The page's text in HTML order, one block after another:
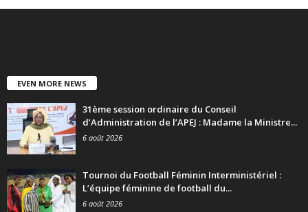
EVEN MORE NEWS
31ème session ordinaire du Conseil
d’Administration de l’APEJ : Madame la Ministre...
6 août 2026
Tournoi du Football Féminin Interministériel :
L’équipe féminine de football du...
6 août 2026